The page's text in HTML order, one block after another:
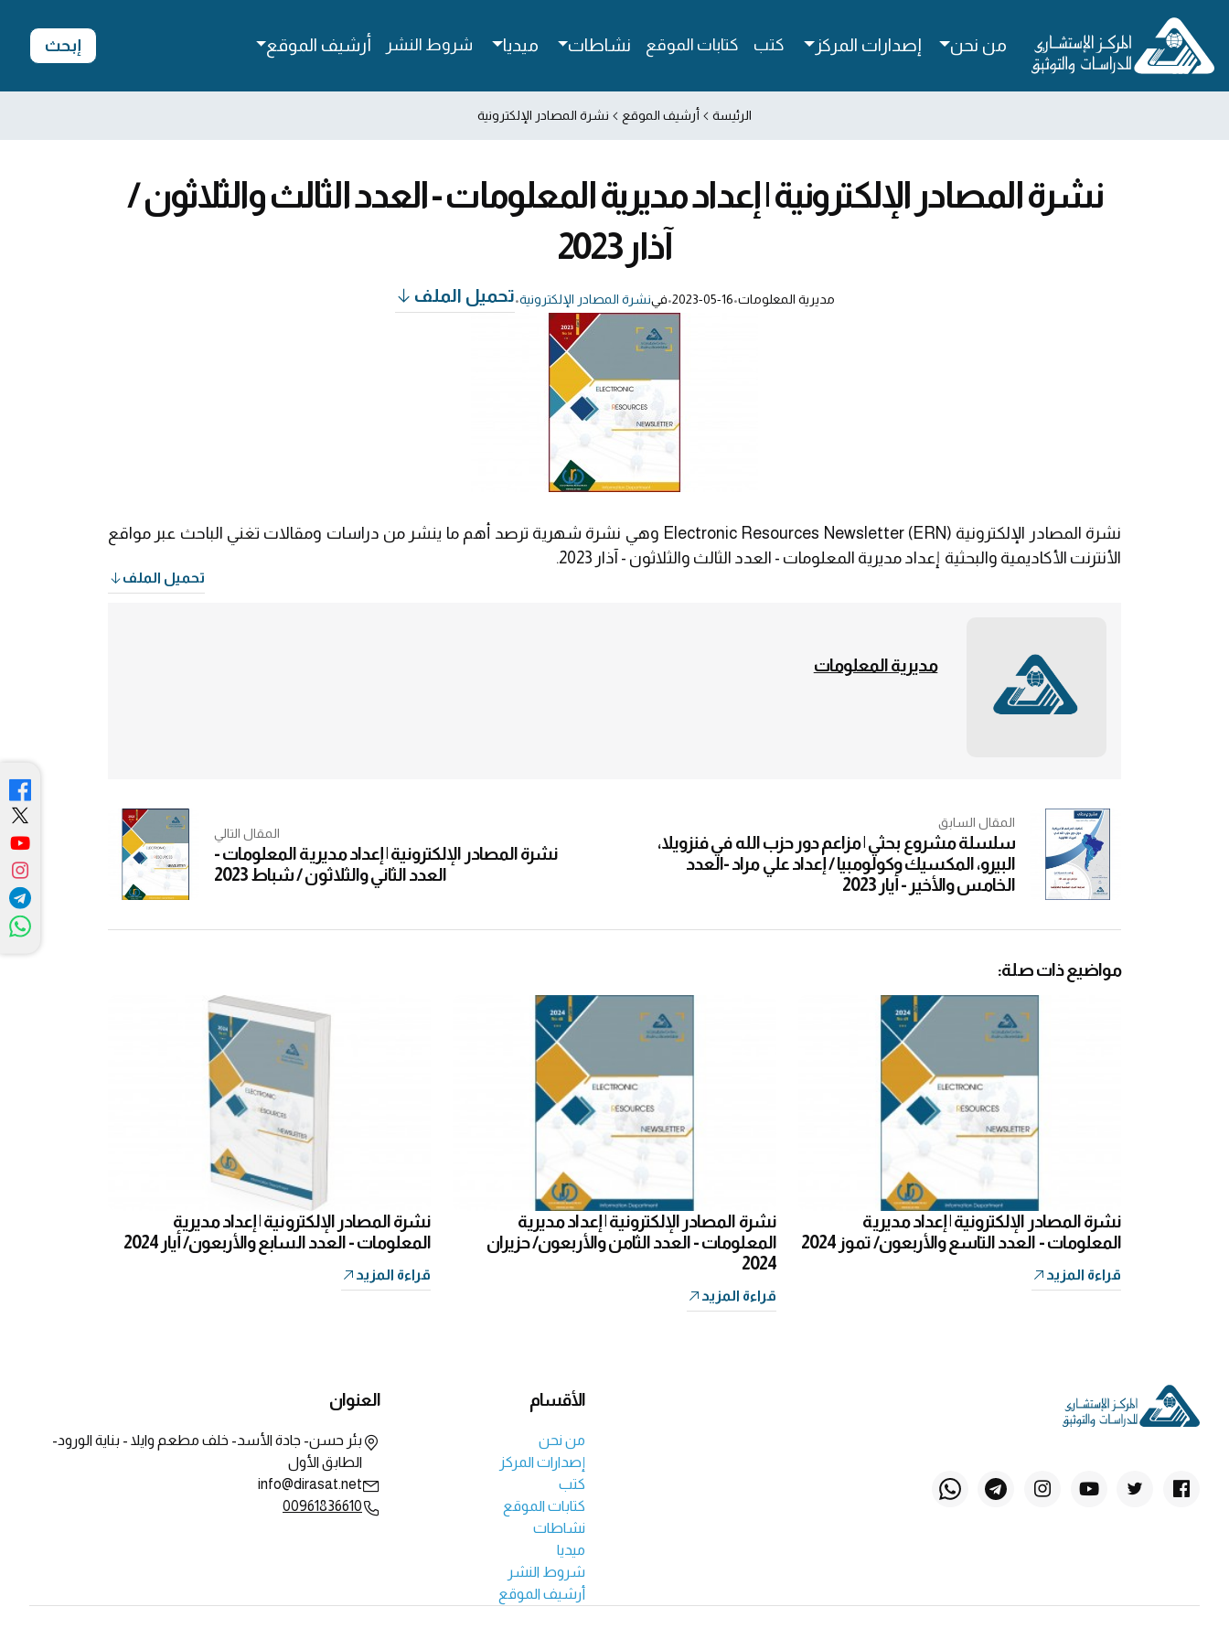
من نحن إصدارات المركز كتب كتابات الموقع نشاطات ميديا شروط النشر أرشيف الموقع إبحث
الرئيسة أرشيف الموقع نشرة المصادر الإلكترونية
نشرة المصادر الإلكترونية | إعداد مديرية المعلومات - العدد الثالث والثلاثون /
آذار 2023
مديرية المعلومات•
2023-05-16
•فينشرة المصادر الإلكترونية•تحميل الملف
نشرة المصادر الإلكترونية Electronic Resources Newsletter (ERN) وهي نشرة شهرية ترصد أهم ما ينشر من دراسات ومقالات تغني الباحث عبر مواقع
الأنترنت الأكاديمية والبحثية إعداد مديرية المعلومات - العدد الثالث والثلاثون - آذار 2023.
تحميل الملف
مديرية المعلومات
المقال السابق
سلسلة مشروع بحثي | مزاعم دور حزب الله في فنزويلا،
البيرو، المكسيك وكولومبيا / إعداد علي مراد -العدد
الخامس والأخير - أيار 2023
المقال التالي
نشرة المصادر الإلكترونية | إعداد مديرية المعلومات -
العدد الثاني والثلاثون / شباط 2023
مواضيع ذات صلة:
نشرة المصادر الإلكترونية | إعداد مديرية
المعلومات - العدد التاسع والأربعون/ تموز 2024
قراءة المزيد
نشرة المصادر الإلكترونية | إعداد مديرية
المعلومات - العدد الثامن والأربعون/ حزيران
2024
قراءة المزيد
نشرة المصادر الإلكترونية | إعداد مديرية
المعلومات - العدد السابع والأربعون/ أيار 2024
قراءة المزيد
الأقسام
من نحن
إصدارات المركز
كتب
كتابات الموقع
نشاطات
ميديا
شروط النشر
أرشيف الموقع
العنوان
بئر حسن- جادة الأسد- خلف مطعم وايلا - بناية الورود-
الطابق الأول
info@dirasat.net
00961836610